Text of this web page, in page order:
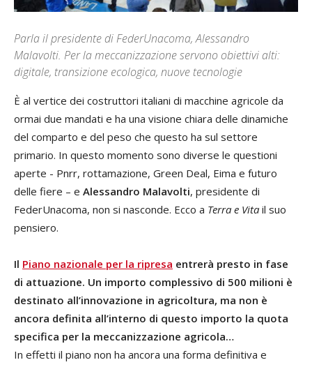
Parla il presidente di FederUnacoma, Alessandro
Malavolti. Per la meccanizzazione servono obiettivi alti:
digitale, transizione ecologica, nuove tecnologie
È al vertice dei costruttori italiani di macchine agricole da
ormai due mandati e ha una visione chiara delle dinamiche
del comparto e del peso che questo ha sul settore
primario. In questo momento sono diverse le questioni
aperte - Pnrr, rottamazione, Green Deal, Eima e futuro
delle fiere – e Alessandro Malavolti, presidente di
FederUnacoma, non si nasconde. Ecco a Terra e Vita il suo
pensiero.
Il Piano nazionale per la ripresa entrerà presto in fase
di attuazione. Un importo complessivo di 500 milioni è
destinato all’innovazione in agricoltura, ma non è
ancora definita all’interno di questo importo la quota
specifica per la meccanizzazione agricola…
In effetti il piano non ha ancora una forma definitiva e